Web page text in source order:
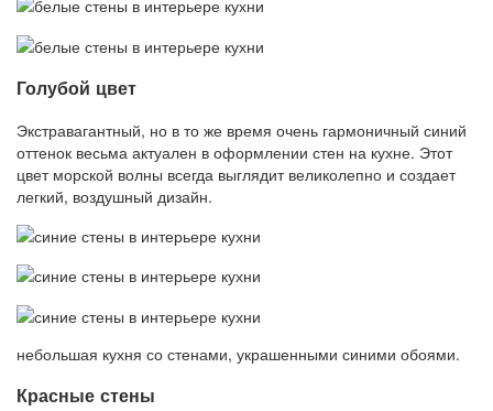
Голубой цвет
Экстравагантный, но в то же время очень гармоничный синий
оттенок весьма актуален в оформлении стен на кухне. Этот
цвет морской волны всегда выглядит великолепно и создает
легкий, воздушный дизайн.
небольшая кухня со стенами, украшенными синими обоями.
Красные стены